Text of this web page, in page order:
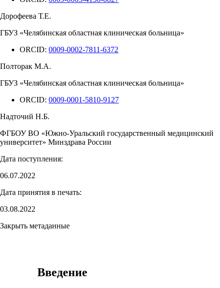
Дорофеева Т.Е.
ГБУЗ «Челябинская областная клиническая больница»
ORCID: 0009-0002-7811-6372
Полторак М.А.
ГБУЗ «Челябинская областная клиническая больница»
ORCID: 0009-0001-5810-9127
Надточий Н.Б.
ФГБОУ ВО «Южно-Уральский государственный медицинский
университет» Минздрава России
Дата поступления:
06.07.2022
Дата принятия в печать:
03.08.2022
Закрыть метаданные
Введение